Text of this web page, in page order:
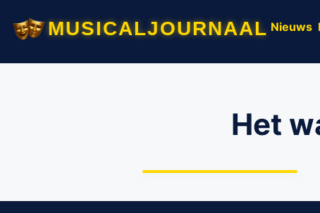
musicaljournaal Nieuws
Het
overstromingen met